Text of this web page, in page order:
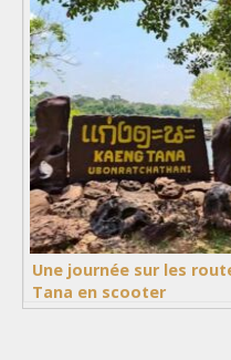
Une journée sur les
Tana en scooter